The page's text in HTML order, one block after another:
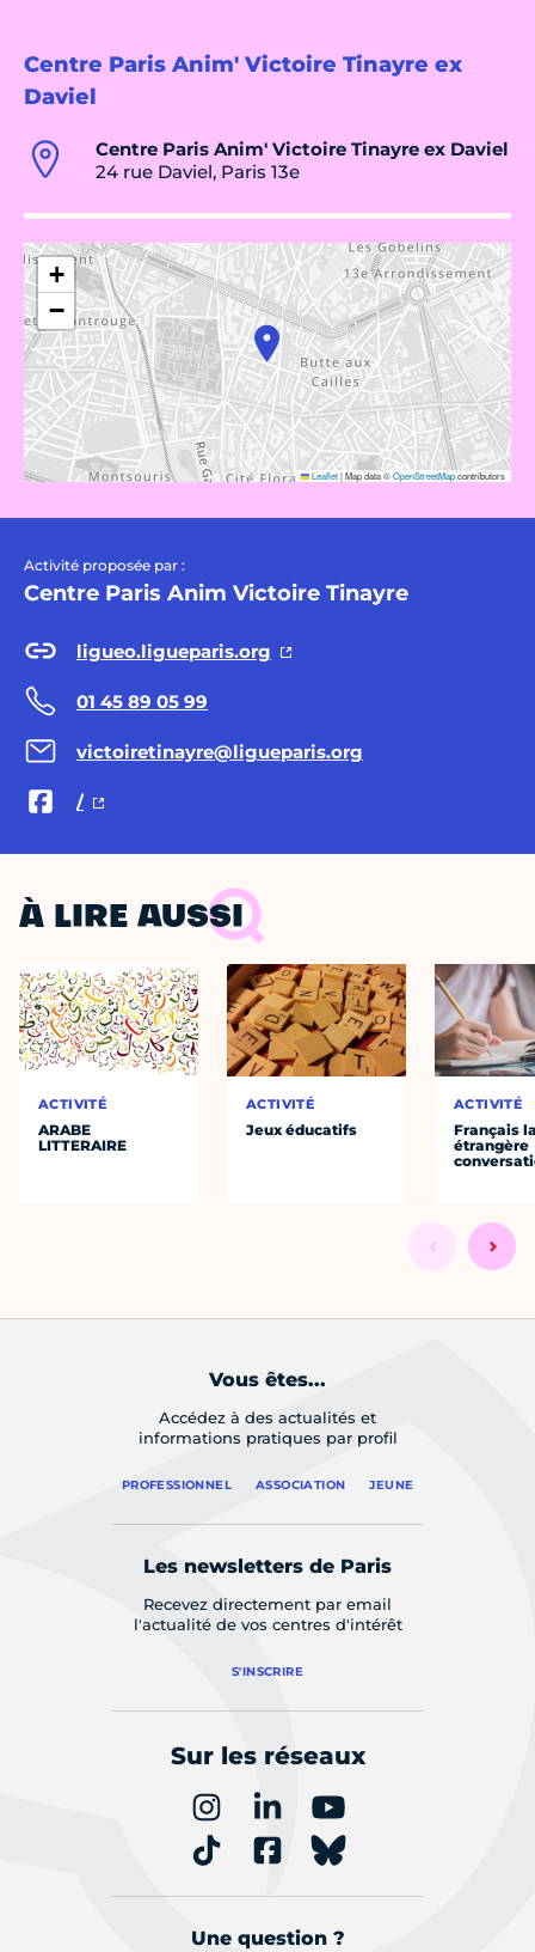
Centre Paris Anim' Victoire Tinayre ex
Daviel
Centre Paris Anim' Victoire Tinayre ex Daviel
24 rue Daviel, Paris 13e
+
−
Leaflet|Map data ©OpenStreetMapcontributors
Activité proposée par :
Centre Paris Anim Victoire Tinayre
ligueo.ligueparis.org
01 45 89 05 99
victoiretinayre@ligueparis.org
/
À LIRE AUSSI
ACTIVITÉ
ARABE
LITTERAIRE
ACTIVITÉ
Jeux éducatifs
ACTIVITÉ
Français
étrangère
Vous êtes...
Accédez à des actualités et
informations pratiques par profil
PROFESSIONNEL ASSOCIATION JEUNE
Les newsletters de Paris
Recevez directement par email
l'actualité de vos centres d'intérêt
S'INSCRIRE
Sur les réseaux
Une question ?